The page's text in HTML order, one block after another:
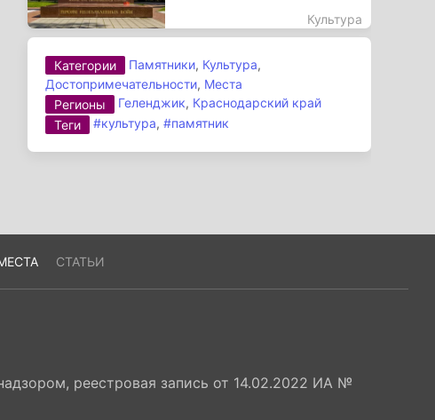
Культура
Категории Памятники, Культура,
Достопримечательности, Места
Регионы
Геленджик, Краснодарский край
Теги
#культура,#памятник
СТАТЬИ
реестровая запись от 14.02.2022 ИА №